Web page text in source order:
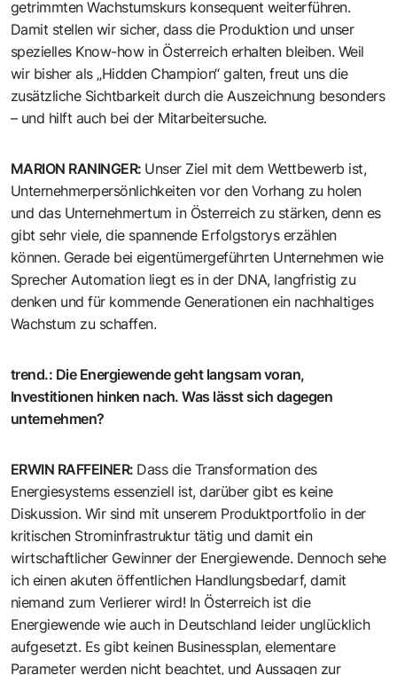
getrimmten Wachstumskurs konsequent weiterführen.
Damit stellen wir sicher, dass die Produktion und unser
spezielles Know-how in Österreich erhalten bleiben. Weil
wir bisher als „Hidden Champion“ galten, freut uns die
zusätzliche Sichtbarkeit durch die Auszeichnung besonders
– und hilft auch bei der Mitarbeitersuche.
MARION RANINGER: Unser Ziel mit dem Wettbewerb ist,
Unternehmerpersönlichkeiten vor den Vorhang zu holen
und das Unternehmertum in Österreich zu stärken, denn es
gibt sehr viele, die spannende Erfolgstorys erzählen
können. Gerade bei eigentümergeführten Unternehmen wie
Sprecher Automation liegt es in der DNA, langfristig zu
denken und für kommende Generationen ein nachhaltiges
Wachstum zu schaffen.
trend.: Die Energiewende geht langsam voran,
Investitionen hinken nach. Was lässt sich dagegen
unternehmen?
ERWIN RAFFEINER: Dass die Transformation des
Energiesystems essenziell ist, darüber gibt es keine
Diskussion. Wir sind mit unserem Produktportfolio in der
kritischen Strominfrastruktur tätig und damit ein
wirtschaftlicher Gewinner der Energiewende. Dennoch sehe
ich einen akuten öffentlichen Handlungsbedarf, damit
niemand zum Verlierer wird! In Österreich ist die
Energiewende wie auch in Deutschland leider unglücklich
aufgesetzt. Es gibt keinen Businessplan, elementare
Parameter werden nicht beachtet, und Aussagen zur